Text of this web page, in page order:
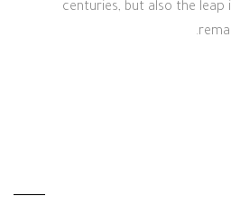
centuries, but also the